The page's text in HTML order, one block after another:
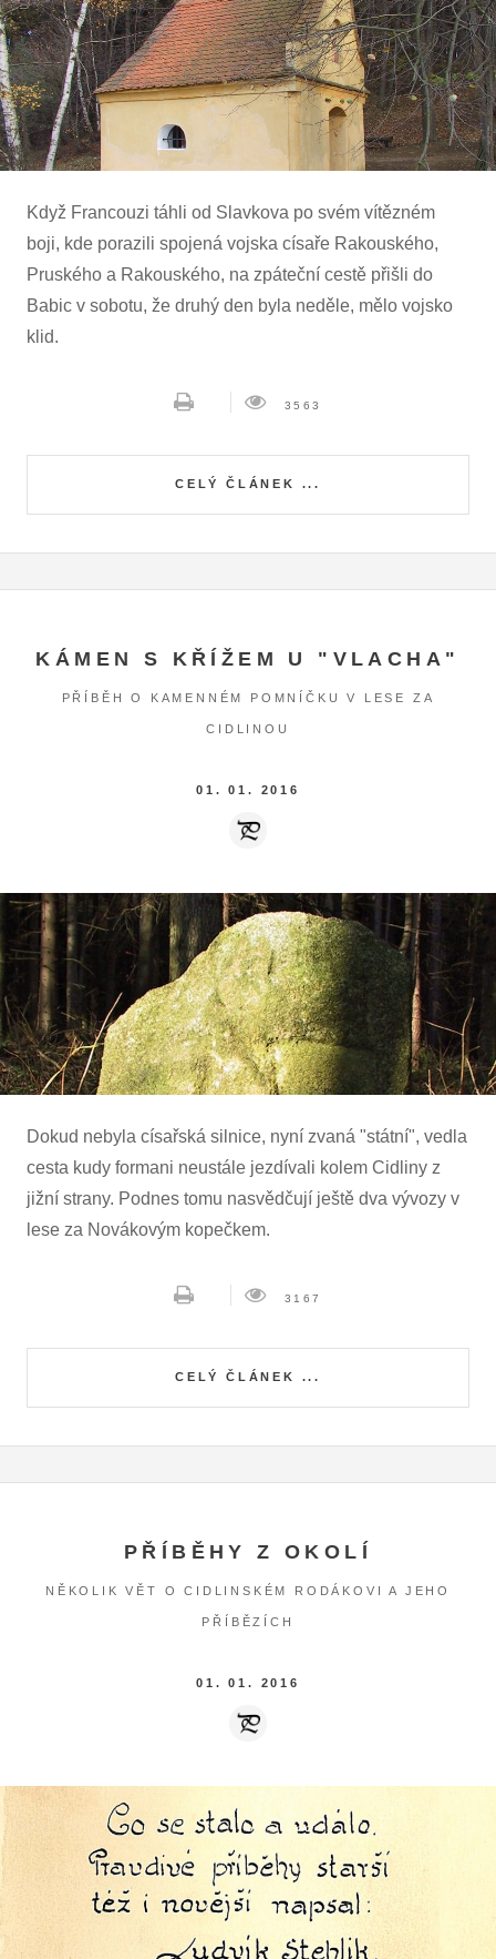
Když Francouzi táhli od Slavkova po svém vítězném
boji, kde porazili spojená vojska císaře Rakouského,
Pruského a Rakouského, na zpáteční cestě přišli do
Babic v sobotu, že druhý den byla neděle, mělo vojsko
klid.
CELÝ ČLÁNEK ...
3563
KÁMEN S KŘÍŽEM U "VLACHA"
PŘÍBĚH O KAMENNÉM POMNÍČKU V LESE ZA
CIDLINOU
01. 01. 2016
Dokud nebyla císařská silnice, nyní zvaná "státní", vedla
cesta kudy formani neustále jezdívali kolem Cidliny z
jižní strany. Podnes tomu nasvědčují ještě dva vývozy v
lese za Novákovým kopečkem.
CELÝ ČLÁNEK ...
3167
PŘÍBĚHY Z OKOLÍ
NĚKOLIK VĚT O CIDLINSKÉM RODÁKOVI A JEHO
PŘÍBĚZÍCH
01. 01. 2016